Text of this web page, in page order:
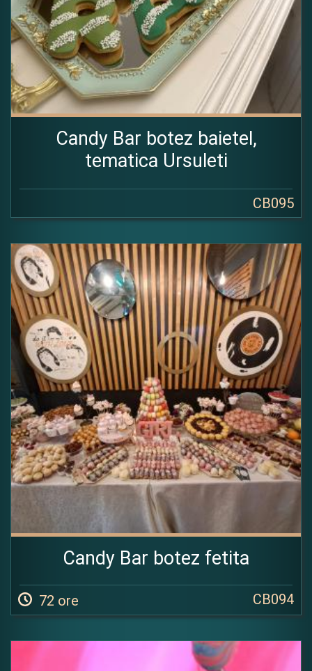
Candy Bar botez baietel,
tematica Ursuleti
CB095
Candy Bar botez fetita
72 ore CB094